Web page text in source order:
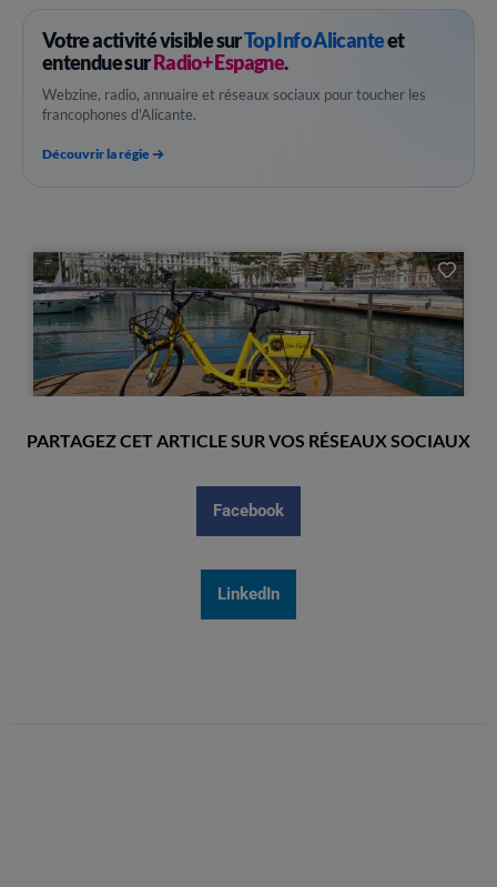
Votre activité visible surTop Info Alicanteet
entendue surRadio+ Espagne.
Webzine, radio, annuaire et réseaux sociaux pour toucher les
francophones d'Alicante.
Découvrir la régie
PARTAGEZ CET ARTICLE SUR VOS RÉSEAUX SOCIAUX
Facebook
LinkedIn